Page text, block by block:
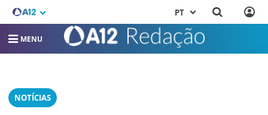
PT
MENU
NOTÍCIAS